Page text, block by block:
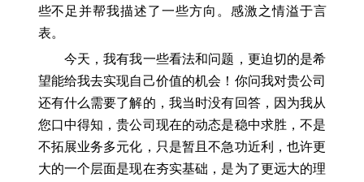
些不足并帮我描述了一些方向。感激之情溢于言
表。
今天，我有我一些看法和问题，更迫切的是希
望能给我去实现自己价值的机会！你问我对贵公司
还有什么需要了解的，我当时没有回答，因为我从
您口中得知，贵公司现在的动态是稳中求胜，不是
不拓展业务多元化，只是暂且不急功近利，也许更
大的一个层面是现在夯实基础，是为了更远大的理